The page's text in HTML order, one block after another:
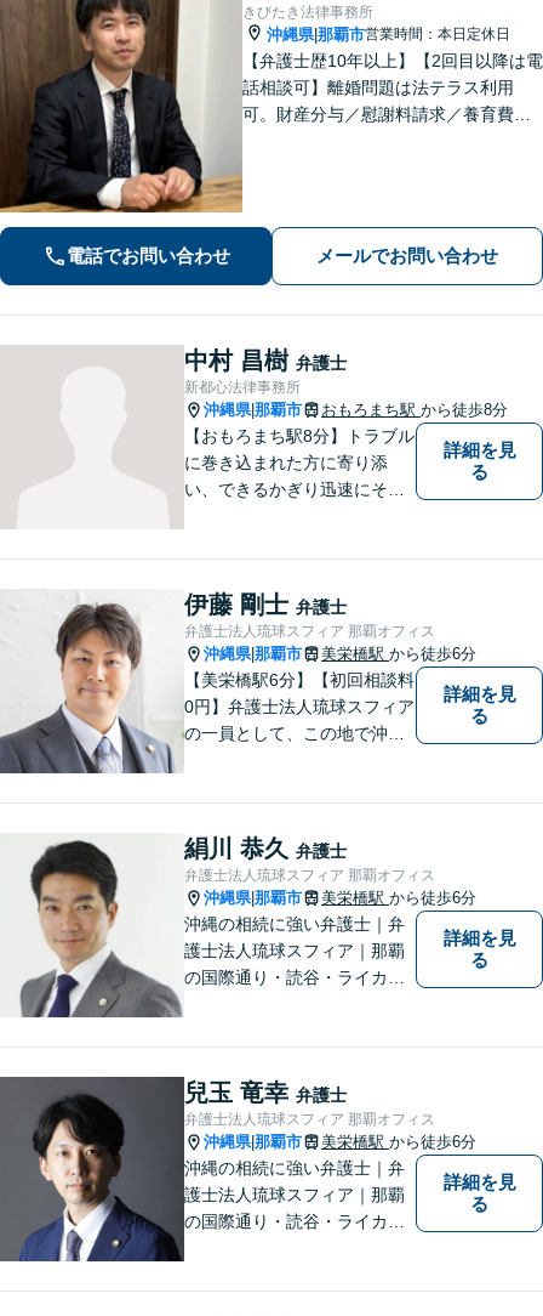
きびたき法律事務所
沖縄県|那覇市営業時間：本日定休日
【弁護士歴10年以上】【2回目以降は電
話相談可】離婚問題は法テラス利用
可。財産分与／慰謝料請求／養育費な
電話でお問い合わせ メールでお問い合わせ
中村 昌樹 弁護士
新都心法律事務所
沖縄県|那覇市 おもろまち駅 から徒歩8分
【おもろまち駅8分】トラブル
に巻き込まれた方に寄り添
い、できるかぎり迅速にそし
婚、借金、相続、交通事故
等、生活上のトラブルがござ
いましたら、お気軽にご相談
下さい。
詳細を見
る
伊藤 剛士 弁護士
弁護士法人琉球スフィア 那覇オフィス
沖縄県|那覇市 美栄橋駅 から徒歩6分
【美栄橋駅6分】【初回相談料
0円】弁護士法人琉球スフィア
の一員として、この地で沖縄
ございませんので、安心して
経験豊富な弁護士にご相談く
ださい。
詳細を見
る
絹川 恭久 弁護士
弁護士法人琉球スフィア 那覇オフィス
沖縄県|那覇市 美栄橋駅 から徒歩6分
沖縄の相続に強い弁護士｜弁
護士法人琉球スフィア｜那覇
の国際通り・読谷・ライカム
を手掛けていきたいと思って
おります。どうぞよろしくお
願いします。
詳細を見
る
兒玉 竜幸 弁護士
弁護士法人琉球スフィア 那覇オフィス
沖縄県|那覇市 美栄橋駅 から徒歩6分
沖縄の相続に強い弁護士｜弁
護士法人琉球スフィア｜那覇
の国際通り・読谷・ライカム
詳細を見
る